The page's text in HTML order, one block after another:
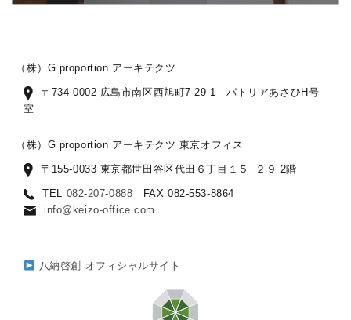
（株）G proportion アーキテクツ
〒734-0002 広島市南区西旭町7-29-1 パトリアあさひH号
室
（株）G proportion アーキテクツ 東京オフィス
〒155-0033 東京都世田谷区代田６丁目１５−２９ 2階
TEL 082-207-0888 FAX 082-553-8864
info@keizo-office.com
八納啓創 オフィシャルサイト